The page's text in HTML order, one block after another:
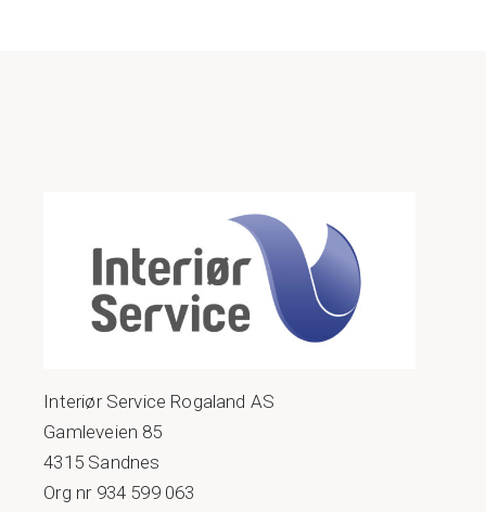
Interiør Service Rogaland AS
Gamleveien 85
4315 Sandnes
Org nr 934 599 063